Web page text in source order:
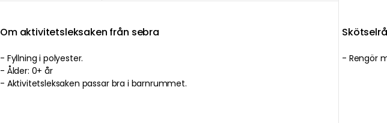
Om aktivitetsleksaken från sebra
- Fyllning i polyester.
- Ålder: 0+ år
- Aktivitetsleksaken passar bra i barnrummet.
- Rengör